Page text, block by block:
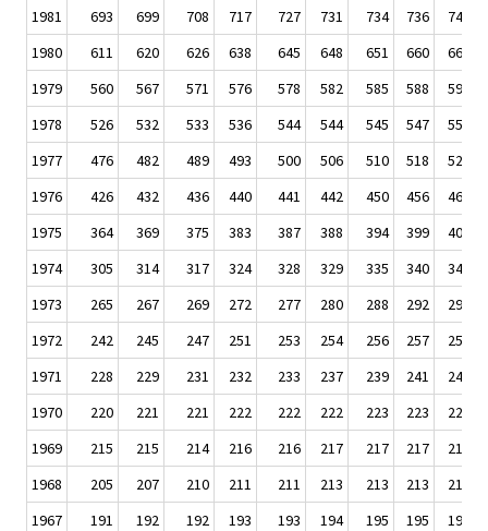
1981 693 699 708 717 727 731 734 736
745
1980
611 620 626 638 645 648 651 660
669
1979
560 567 571 576 578 582 585 588
593
1978
526 532 533 536 544 544 545 547
551
1977
476 482 489 493 500 506 510 518
520
1976
426 432 436 440 441 442 450 456
460
1975
364 369 375 383 387 388 394 399
405
1974
305 314 317 324 328 329 335 340
348
1973
265 267 269 272 277 280 288 292
295
1972
242 245 247 251 253 254 256 257
259
1971
228 229 231 232 233 237 239 241
243
1970
220 221 221 222 222 222 223 223
224
1969
215 215 214 216 216 217 217 217
218
1968
205 207 210 211 211 213 213 213
214
1967
191 192 192 193 193 194 195 195
197